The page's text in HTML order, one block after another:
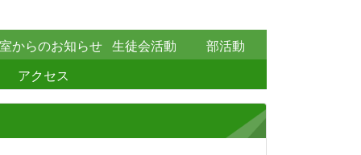
からのお知らせ 生徒会活動 部活動
アクセス